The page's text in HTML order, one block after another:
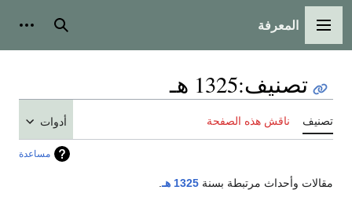
القائمة الرئيسية
المعرفة بحث
تصنيف:1325 هـ
تصنيف ناقش هذه الصفحة أدوات
مساعدة
مقالات وأحداث مرتبطة بسنة 1325 هـ
.